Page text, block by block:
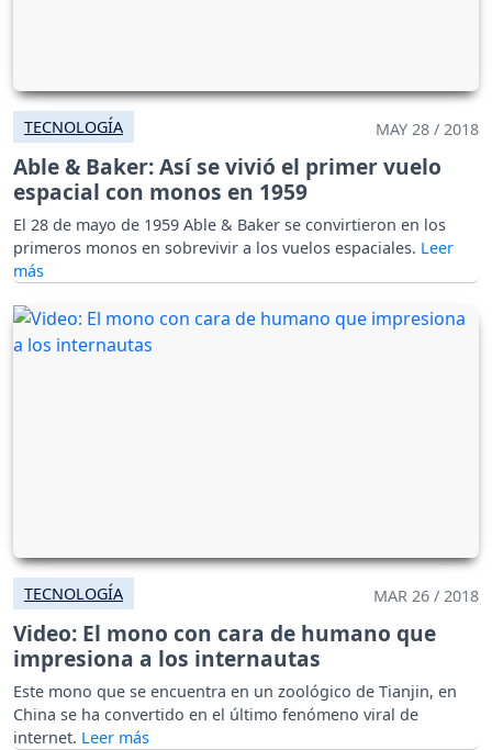
TECNOLOGÍA MAY 28 / 2018
Able & Baker: Así se vivió el primer vuelo
espacial con monos en 1959
El 28 de mayo de 1959 Able & Baker se convirtieron en los
primeros monos en sobrevivir a los vuelos espaciales.
TECNOLOGÍA MAR 26 / 2018
Video: El mono con cara de humano que
impresiona a los internautas
Este mono que se encuentra en un zoológico de Tianjin, en
China se ha convertido en el último fenómeno viral de
internet.